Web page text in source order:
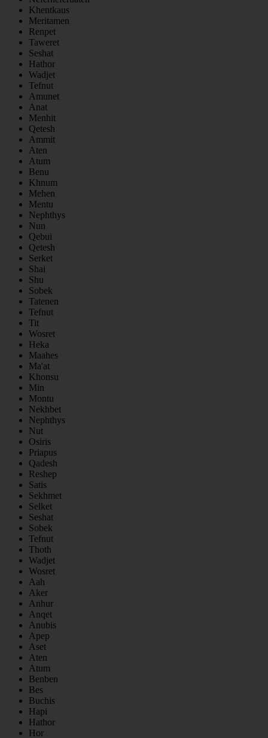
Khentkaus
Meritamen
Renpet
Taweret
Seshat
Hathor
Wadjet
Tefnut
Amunet
Anat
Menhit
Qetesh
Ammit
Aten
Atum
Benu
Khnum
Mehen
Mentu
Nephthys
Nun
Qebui
Qetesh
Serket
Shai
Shu
Sobek
Tatenen
Tefnut
Tit
Wosret
Heka
Maahes
Ma'at
Khonsu
Min
Montu
Nekhbet
Nephthys
Nut
Osiris
Priapus
Qadesh
Reshep
Satis
Sekhmet
Selket
Seshat
Sobek
Tefnut
Thoth
Wadjet
Wosret
Aah
Aker
Anhur
Anqet
Anubis
Apep
Aset
Aten
Atum
Benben
Bes
Buchis
Hapi
Hathor
Hor